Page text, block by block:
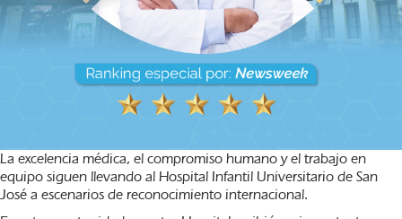
La excelencia médica, el compromiso humano y el trabajo en
equipo siguen llevando al Hospital Infantil Universitario de San
José a escenarios de reconocimiento internacional.